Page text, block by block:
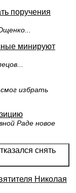
поручения
минируют
избрать
Раде новое
снять
Николая